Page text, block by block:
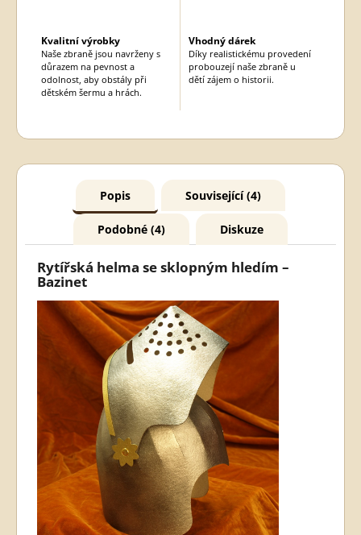
Kvalitní výrobky
Naše zbraně jsou navrženy s
důrazem na pevnost a
odolnost, aby obstály při
dětském šermu a hrách.
Vhodný dárek
Díky realistickému provedení
probouzejí naše zbraně u
dětí zájem o historii.
Popis Související (4)
Podobné (4) Diskuze
Rytířská helma se sklopným hledím –
Bazinet